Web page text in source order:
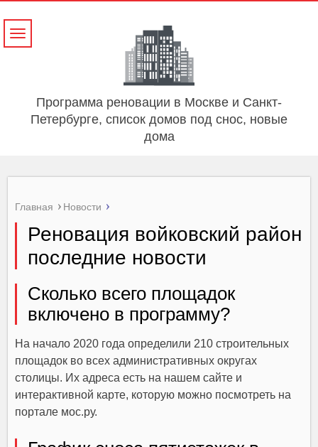
Программа реновации в Москве и Санкт-
Петербурге, список домов под снос, новые
дома
Навигация
Главная Новости
Реновация войковский район
последние новости
Сколько всего площадок
включено в программу?
На начало 2020 года определили 210 строительных
площадок во всех административных округах
столицы. Их адреса есть на нашем сайте и
интерактивной карте, которую можно посмотреть на
портале мос.ру.